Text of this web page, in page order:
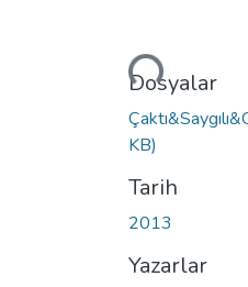
Yükleniyor...
Dosyalar
KB)
Tarih
2013
Yazarlar